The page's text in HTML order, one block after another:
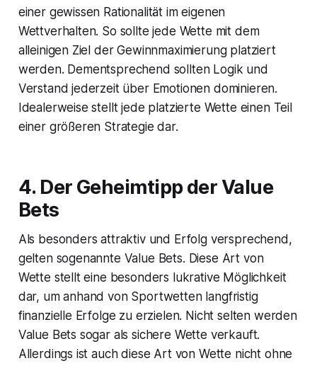
einer gewissen Rationalität im eigenen
Wettverhalten. So sollte jede Wette mit dem
alleinigen Ziel der Gewinnmaximierung platziert
werden. Dementsprechend sollten Logik und
Verstand jederzeit über Emotionen dominieren.
Idealerweise stellt jede platzierte Wette einen Teil
einer größeren Strategie dar.
4. Der Geheimtipp der Value
Bets
Als besonders attraktiv und Erfolg versprechend,
gelten sogenannte Value Bets. Diese Art von
Wette stellt eine besonders lukrative Möglichkeit
dar, um anhand von Sportwetten langfristig
finanzielle Erfolge zu erzielen. Nicht selten werden
Value Bets sogar als sichere Wette verkauft.
Allerdings ist auch diese Art von Wette nicht ohne